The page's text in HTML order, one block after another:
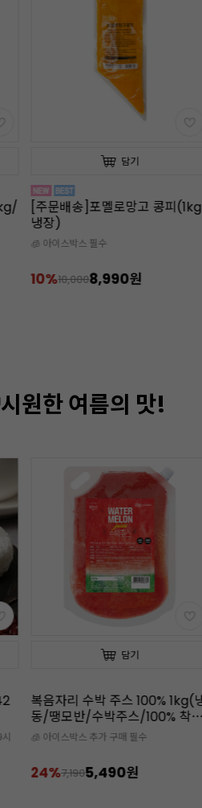
담기
[주문배송]포멜로망고 콩피
냉장)
🧊 아이스박스 필수
10%10,0008,990원
원한 여름의 맛!
담기
복음자리 수박 주스 100% 1kg(
동/땡모반/수박주스/100% 착
즙)
🧊 아이스박스 추가 구매 필수
24%7,1905,490원